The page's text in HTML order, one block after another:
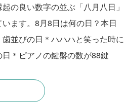
の良い数字の並ぶ「八月八日」
ます。8月8日は何の日？本日
並びの日＊ハハハと笑った時に
＊ピアノの鍵盤の数が88鍵